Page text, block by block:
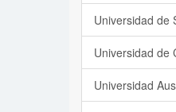
Universidad de
Universidad de
Universidad